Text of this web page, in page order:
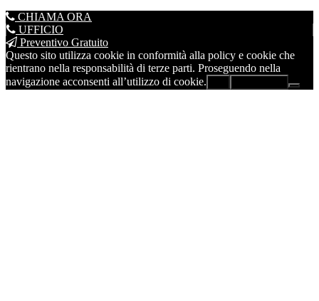
CHIAMA ORA
UFFICIO
Preventivo Gratuito
Questo sito utilizza cookie in conformità alla policy e cookie che
rientrano nella responsabilità di terze parti. Proseguendo nella
navigazione acconsenti all’utilizzo di cookie.